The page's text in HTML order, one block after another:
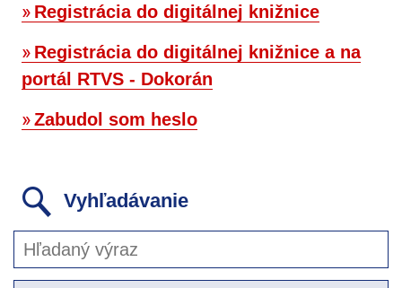
Registrácia do digitálnej knižnice
Registrácia do digitálnej knižnice a na
portál RTVS - Dokorán
Zabudol som heslo
Vyhľadávanie